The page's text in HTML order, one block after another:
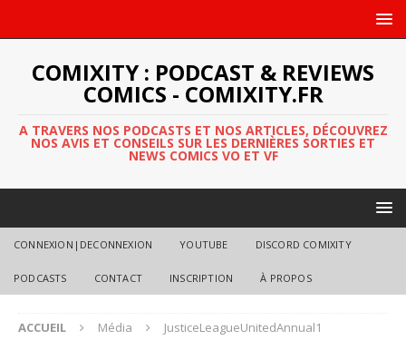
COMIXITY : PODCAST & REVIEWS
COMICS - COMIXITY.FR
A TRAVERS NOS PODCASTS ET NOS ARTICLES, DÉCOUVREZ
NOS AVIS ET CONSEILS SUR LES DERNIÈRES SORTIES ET
NEWS COMICS VO ET VF
CONNEXION|DECONNEXION YOUTUBE DISCORD COMIXITY
PODCASTS CONTACT INSCRIPTION À PROPOS
ACCUEIL Média JusticeLeagueUnitedAnnual1